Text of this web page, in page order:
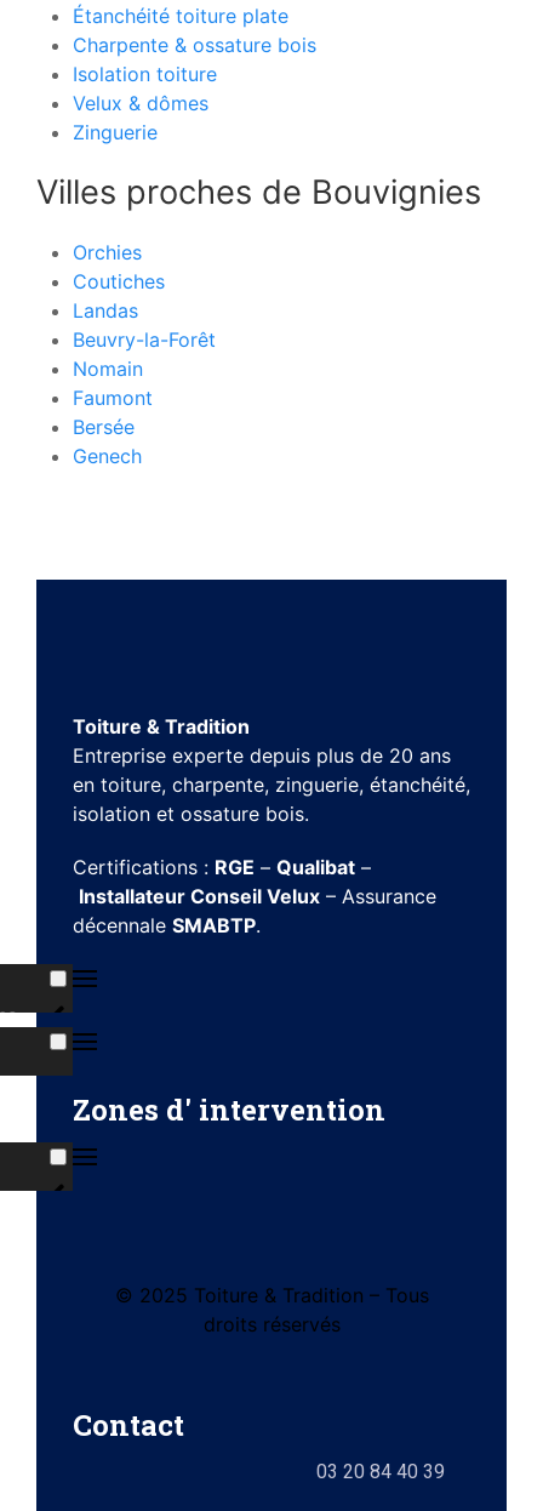
Étanchéité toiture plate
Charpente & ossature bois
Isolation toiture
Velux & dômes
Zinguerie
Villes proches de Bouvignies
Orchies
Coutiches
Landas
Beuvry-la-Forêt
Nomain
Faumont
Bersée
Genech
Toiture & Tradition
Entreprise experte depuis plus de 20 ans
en toiture, charpente, zinguerie, étanchéité,
isolation et ossature bois.
Certifications : RGE – Qualibat –
Installateur Conseil Velux – Assurance
décennale SMABTP.
Zones d' intervention
© 2025 Toiture & Tradition – Tous
droits réservés
Contact
03 20 84 40 39